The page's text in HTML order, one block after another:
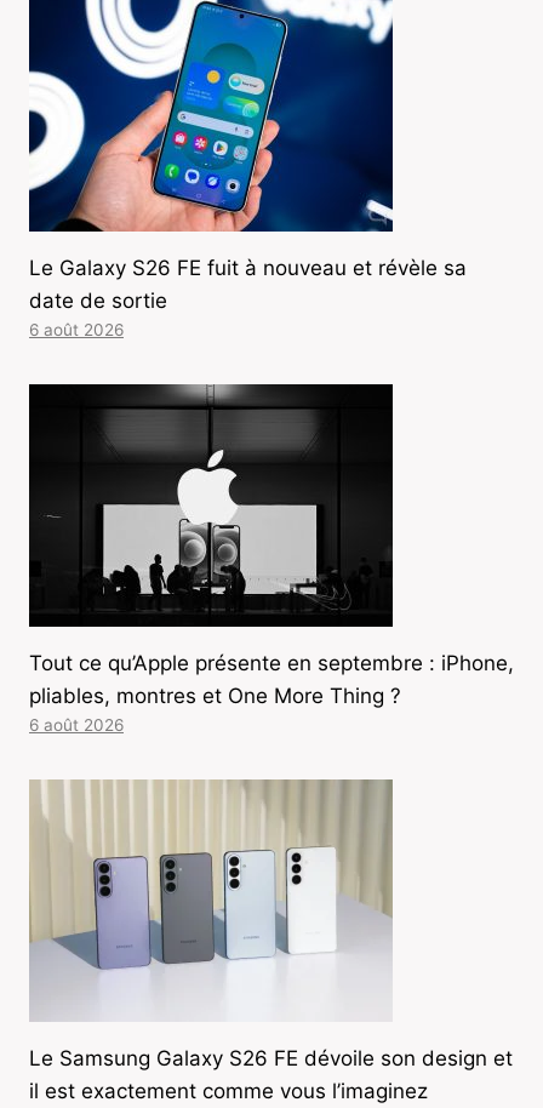
Le Galaxy S26 FE fuit à nouveau et révèle sa
date de sortie
6 août 2026
Tout ce qu’Apple présente en septembre : iPhone,
pliables, montres et One More Thing ?
6 août 2026
Le Samsung Galaxy S26 FE dévoile son design et
il est exactement comme vous l’imaginez